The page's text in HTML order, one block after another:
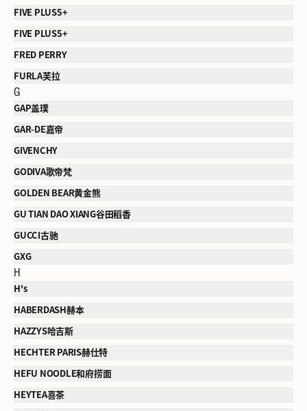
FIVE PLUS5+
FIVE PLUS5+
FRED PERRY
FURLA芙拉
G
GAP盖璞
GAR-DE嘉帝
GIVENCHY
GODIVA歌帝梵
GOLDEN BEAR黄金熊
GU TIAN DAO XIANG谷田稻香
GUCCI古驰
GXG
H
H's
HABERDASH赫本
HAZZYS哈吉斯
HECHTER PARIS赫仕特
HEFU NOODLE和府捞面
HEYTEA喜茶